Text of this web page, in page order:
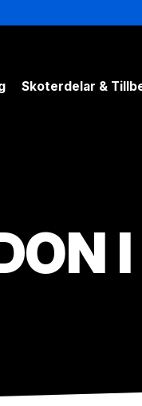
Skoterdelar &